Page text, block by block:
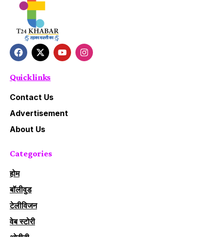
Quick links
Contact Us
Advertisement
About Us
Categories
होम
बॉलीवुड
टेलीविजन
वेब स्टोरी